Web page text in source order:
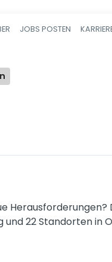
Haupt-
JOBS POSTEN
Herausforderungen?
22 Standorten in